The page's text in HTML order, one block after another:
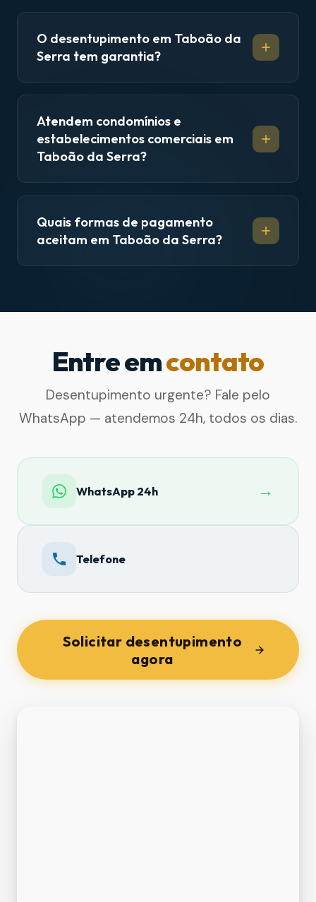
O desentupimento em Taboão da
Serra tem garantia?
Atendem condomínios e
estabelecimentos comerciais em
Taboão da Serra?
Quais formas de pagamento
aceitam em Taboão da Serra?
Entre emcontato
Desentupimento urgente? Fale pelo
WhatsApp — atendemos 24h, todos os dias.
WhatsApp 24h →
Telefone
Solicitar desentupimento
agora